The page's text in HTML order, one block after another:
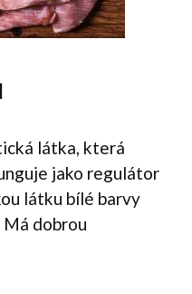
látka, která
jako regulátor
látku bílé barvy
Má dobrou